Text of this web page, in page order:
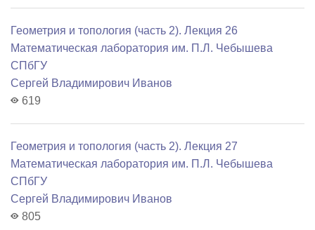
Геометрия и топология (часть 2). Лекция 26
Математичеcкая лаборатория им. П.Л. Чебышева
СПбГУ
Сергей Владимирович Иванов
619
Геометрия и топология (часть 2). Лекция 27
Математичеcкая лаборатория им. П.Л. Чебышева
СПбГУ
Сергей Владимирович Иванов
805